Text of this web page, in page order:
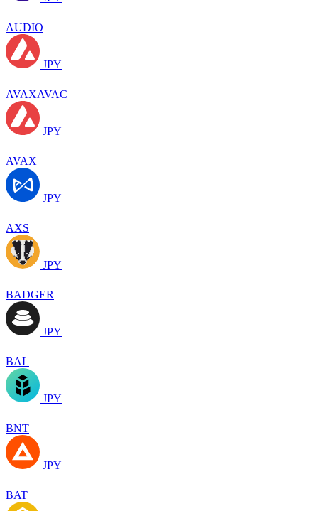
AUDIO
JPY
AVAXAVAC
JPY
AVAX
JPY
AXS
JPY
BADGER
JPY
BAL
JPY
BNT
JPY
BAT